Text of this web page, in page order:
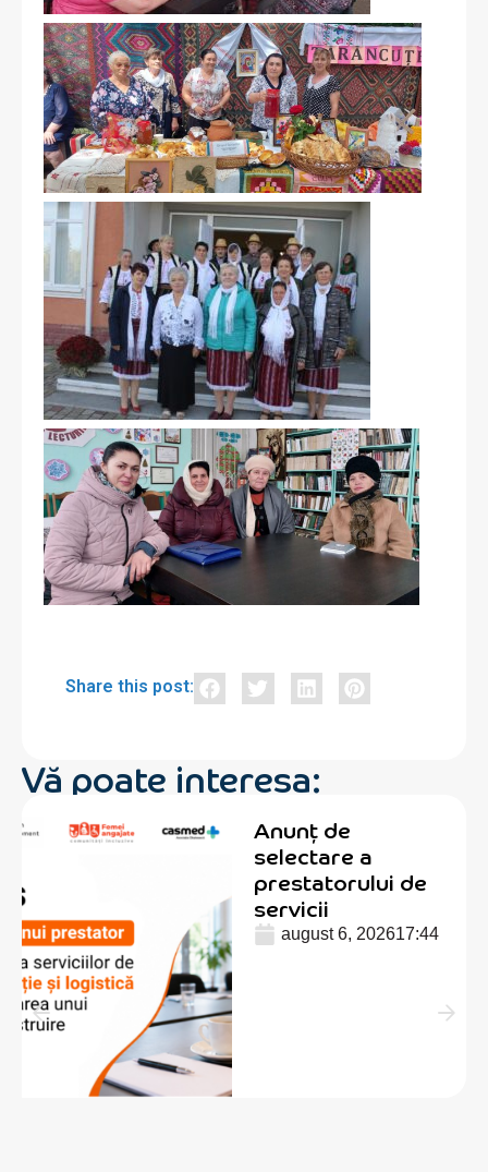
Share this post:
Vă poate interesa:
Anunț de
selectare a
prestatorului de
servicii
august 6, 202617:44